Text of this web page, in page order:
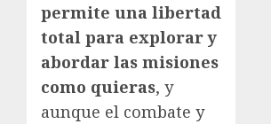
permite una libertad
total para explorar y
abordar las misiones
como quieras, y
aunque el combate y